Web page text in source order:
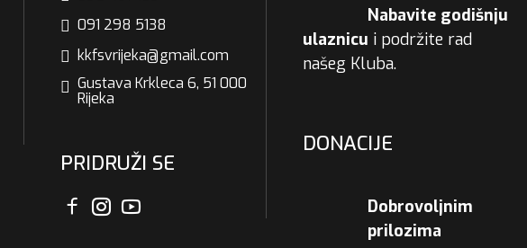
091 298 5138
kkfsvrijeka@gmail.com
Gustava Krkleca 6, 51 000
Rijeka
PRIDRUŽI SE
Nabavite godišnju
ulaznicu i podržite rad
našeg Kluba.
DONACIJE
Dobrovoljnim
prilozima